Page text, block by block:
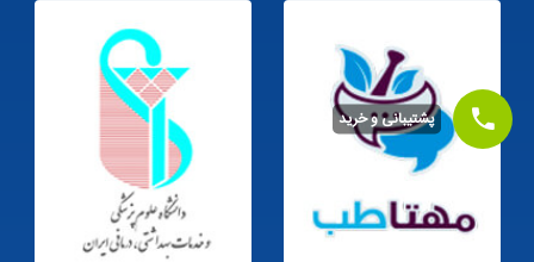
پشتیبانی و خرید